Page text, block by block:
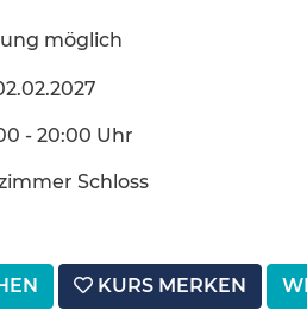
möglich
- 20:00 Uhr
Schloss
KURS MERKEN